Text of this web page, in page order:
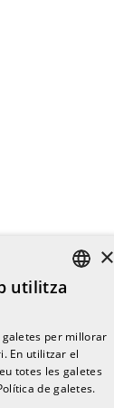
SPANISH
FRENCH
×
utilitza
per millorar
En utilitzar el
totes les galetes
de galetes.